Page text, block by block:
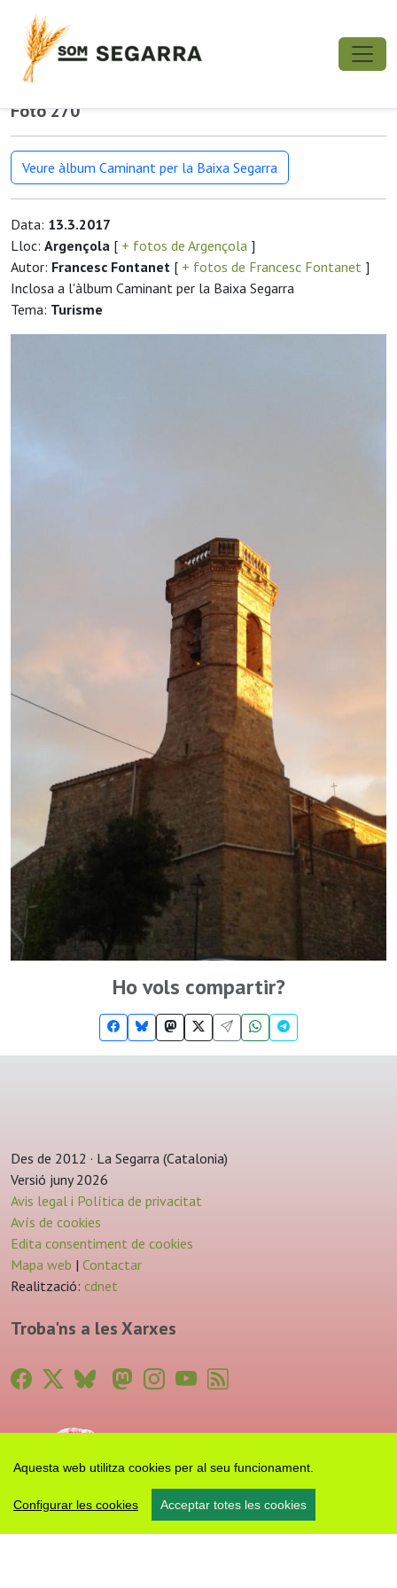
Aquesta web utilitza cookies per al seu funcionament.
Configurar les cookies Acceptar totes les cookies
Foto 270
Veure àlbum Caminant per la Baixa Segarra
Data: 13.3.2017
Lloc: Argençola [ + fotos de Argençola ]
Autor: Francesc Fontanet [ + fotos de Francesc Fontanet ]
Inclosa a l'àlbum Caminant per la Baixa Segarra
Tema: Turisme
Ho vols compartir?
Des de 2012 · La Segarra (Catalonia)
Versió juny 2026
Avis legal i Política de privacitat
Avís de cookies
Edita consentiment de cookies
Mapa web | Contactar
Realització: cdnet
Troba'ns a les Xarxes